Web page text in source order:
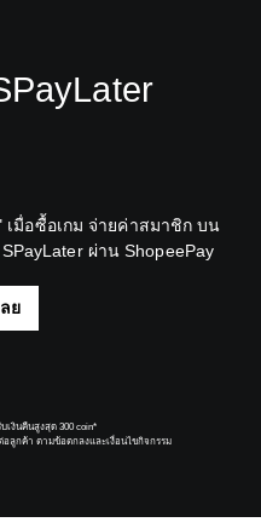
เมื่อซื้อเกม จ่ายค่าสมาชิก บน
ผ่าน ShopeePay
ย
เงินคืนสูงสุด 300 coin*
อลูกค้า ตามข้อตกลงและเงื่อนไขกิจกรรม